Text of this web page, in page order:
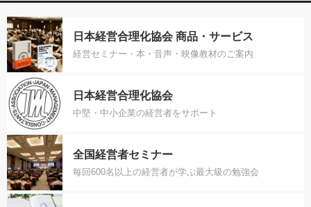
日本経営合理化協会 商品・サービス
経営セミナー・本・音声・映像教材のご案内
日本経営合理化協会
中堅・中小企業の経営者をサポート
全国経営者セミナー
毎回600名以上の経営者が学ぶ最大級の勉強会